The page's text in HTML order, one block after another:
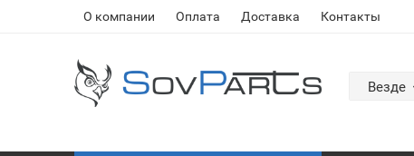
О компании Оплата Доставка Контакты
Везде